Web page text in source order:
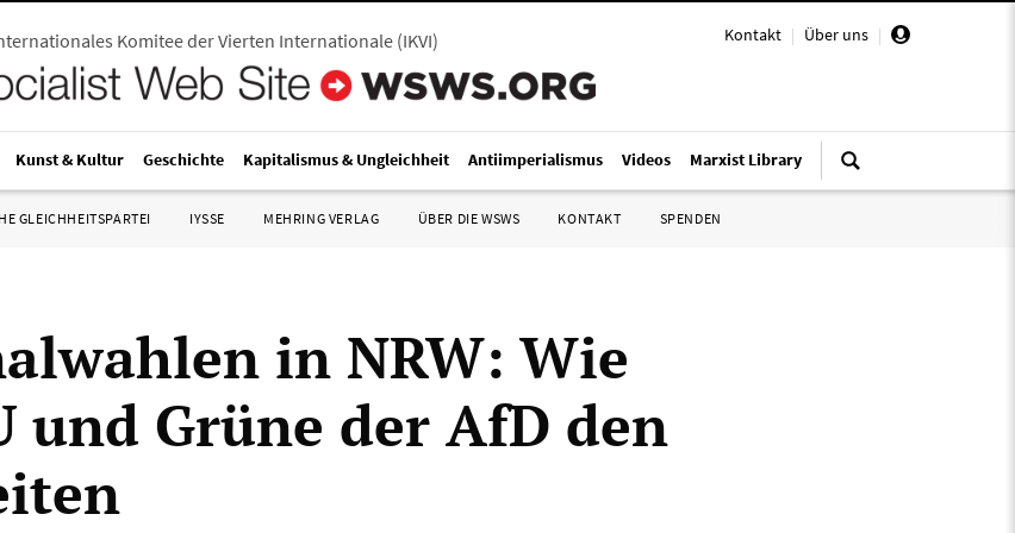
Kontakt | Über uns |
Komitee der Vierten Internationale (IKVI)
Kunst & Kultur Geschichte Kapitalismus & Ungleichheit Antiimperialismus Videos Marxist Library
GLEICHHEITSPARTEI IYSSE MEHRING VERLAG ÜBER DIE WSWS KONTAKT SPENDEN
in NRW: Wie
und Grüne der AfD den